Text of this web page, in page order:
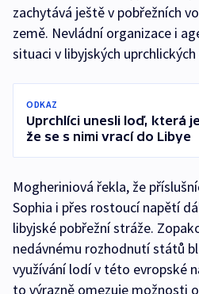
zachytává ještě v pobřežních
země. Nevládní organizace i
situaci v libyjských
ODKAZ
Uprchlíci unesli loď, která
že se s nimi vrací do Libye
Mogheriniová řekla, že
Sophia i přes rostoucí napětí
libyjské pobřežní stráže.
nedávnému rozhodnutí států
využívání lodí v této evropské
to výrazně omezuje možnosti